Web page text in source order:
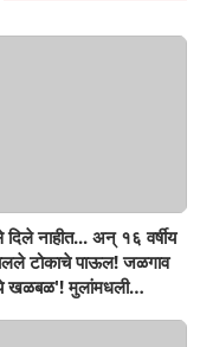
नाहीत... अन् १६ वर्षीय
टोकाचे पाऊल! जळगाव
खळबळ'! मुलांमधली